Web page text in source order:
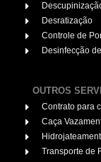
Desratização
Controle de
Desinfecção
OUTROS
Contrato para
Caça
Transporte de